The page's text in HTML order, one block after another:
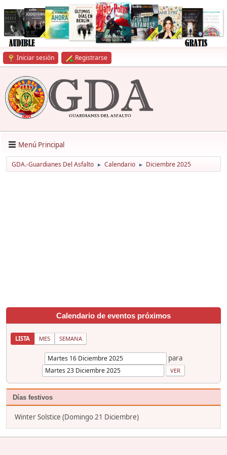
Iniciar sesión Registrarse
Menú Principal
GDA.-Guardianes Del Asfalto ► Calendario ► Diciembre 2025
Calendario de eventos próximos
LISTA MES SEMANA
para
Días festivos
Winter Solstice (Domingo 21 Diciembre)